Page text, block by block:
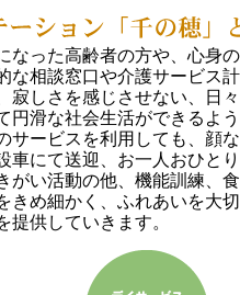
った高齢者の方や、心身
な相談窓口や介護サービス
寂しさを感じさせない、日
円滑な社会生活ができるよ
サービスを利用しても、顔
車にて送迎、お一人おひと
がい活動の他、機能訓練、
きめ細かく、ふれあいを大
提供していきます。